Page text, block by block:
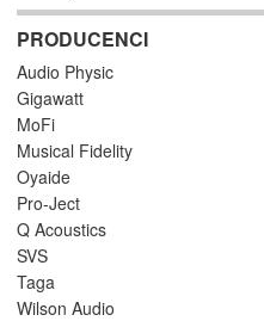
PRODUCENCI
Audio Physic
Gigawatt
MoFi
Musical Fidelity
Oyaide
Pro-Ject
Q Acoustics
SVS
Taga
Wilson Audio